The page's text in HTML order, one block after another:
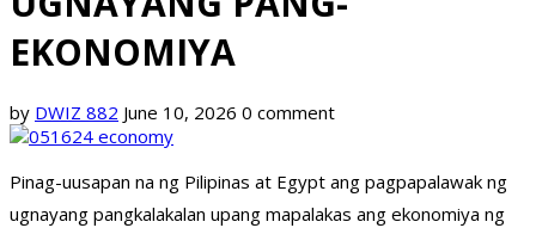
EKONOMIYA
by DWIZ 882 June 10, 2026 0 comment
Pinag-uusapan na ng Pilipinas at Egypt ang pagpapalawak ng
ugnayang pangkalakalan upang mapalakas ang ekonomiya ng